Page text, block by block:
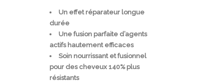
Un effet réparateur longue
durée
Une fusion parfaite d’agents
actifs hautement efficaces
Soin nourrissant et fusionnel
pour des cheveux 140% plus
résistants